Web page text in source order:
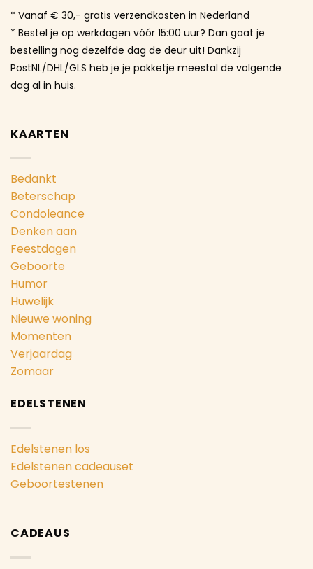
* Vanaf € 30,- gratis verzendkosten in Nederland
* Bestel je op werkdagen vóór 15:00 uur? Dan gaat je
bestelling nog dezelfde dag de deur uit! Dankzij
PostNL/DHL/GLS heb je je pakketje meestal de volgende
dag al in huis.
KAARTEN
Bedankt
Beterschap
Condoleance
Denken aan
Feestdagen
Geboorte
Humor
Huwelijk
Nieuwe woning
Momenten
Verjaardag
Zomaar
EDELSTENEN
Edelstenen los
Edelstenen cadeauset
Geboortestenen
CADEAUS